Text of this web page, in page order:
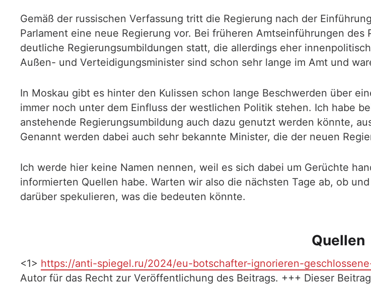
Gemäß der russischen Verfassung tritt die Regierung nach der
Parlament eine neue Regierung vor. Bei früheren Amtseinführungen
deutliche Regierungsumbildungen statt, die allerdings eher
Außen- und Verteidigungsminister sind schon sehr lange im Amt und
In Moskau gibt es hinter den Kulissen schon lange Beschwerden über
immer noch unter dem Einfluss der westlichen Politik stehen. Ich habe
anstehende Regierungsumbildung auch dazu genutzt werden könnte,
Genannt werden dabei auch sehr bekannte Minister, die der neuen
Ich werde hier keine Namen nennen, weil es sich dabei um Gerüchte
informierten Quellen habe. Warten wir also die nächsten Tage ab, ob
darüber spekulieren, was die bedeuten könnte.
Quellen
<1> https://anti-spiegel.ru/2024/eu-botschafter-ignorieren-
Autor für das Recht zur Veröffentlichung des Beitrags. +++ Dieser